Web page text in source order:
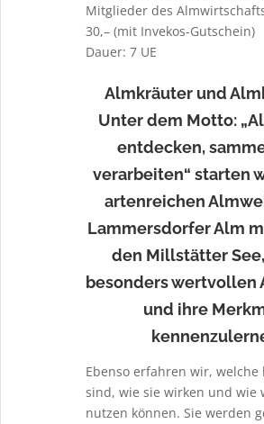
Mitglieder des
30,– (mit Invekos-Gutschein)
Dauer: 7 UE
Almkräuter und
Unter dem Motto:
entdecken,
verarbeiten“ starten
artenreichen
Lammersdorfer Alm
den Millstätter
besonders wertvollen
und ihre
Ebenso erfahren wir,
sind, wie sie wirken und wie
nutzen können. Sie werden